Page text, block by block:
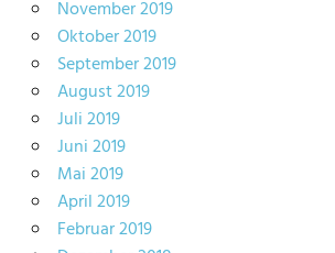
November 2019
Oktober 2019
September 2019
August 2019
Juli 2019
Juni 2019
Mai 2019
April 2019
Februar 2019